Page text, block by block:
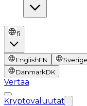
fi
EnglishEN Sverige
DanmarkDK
Vertaa
Kryptovaluutat